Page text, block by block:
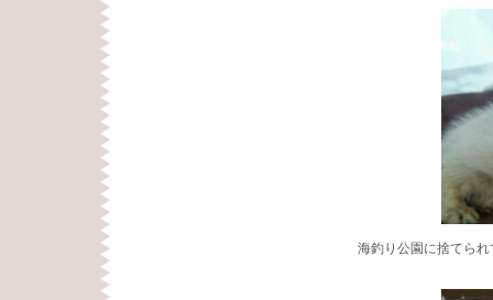
海釣り公園に捨てら